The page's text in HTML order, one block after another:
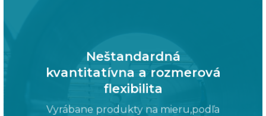
Neštandardná
kvantitatívna a rozmerová
flexibilita
Vyrábane produkty na mieru,podľa